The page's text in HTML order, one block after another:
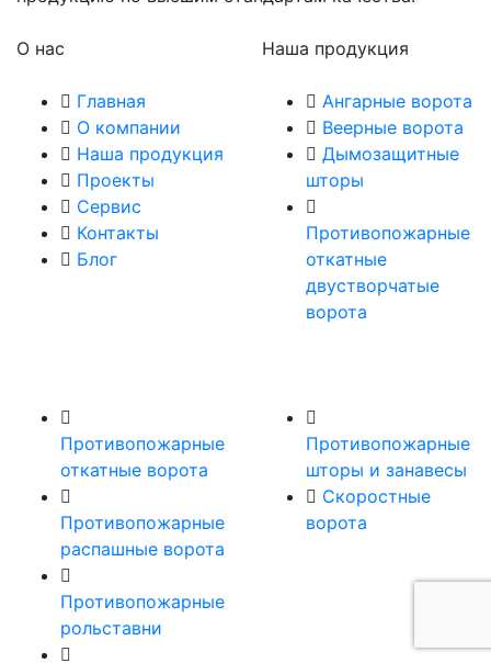
О нас
Главная
О компании
Наша продукция
Проекты
Сервис
Контакты
Блог
Наша продукция
Ангарные ворота
Веерные ворота
Дымозащитные
шторы
Противопожарные
откатные
двустворчатые
ворота
Противопожарные
откатные ворота
Противопожарные
распашные ворота
Противопожарные
рольставни
Противопожарные
шторы и занавесы
Скоростные
ворота